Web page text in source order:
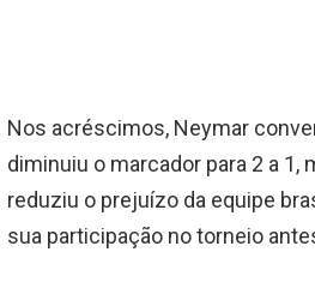
Nos acréscimos, Neymar
diminuiu o marcador para 2 a 1,
reduziu o prejuízo da equipe
sua participação no torneio